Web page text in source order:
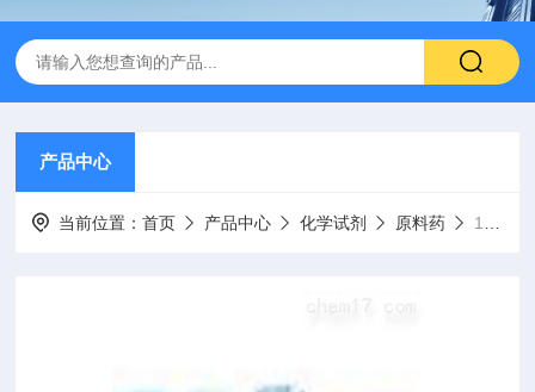
产品中心
当前位置：首页 产品中心 化学试剂 原料药 10g/瓶环戊丙酸雌二醇,313-06-4